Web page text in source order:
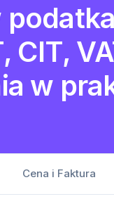
CIT,
w
Cena i Faktura